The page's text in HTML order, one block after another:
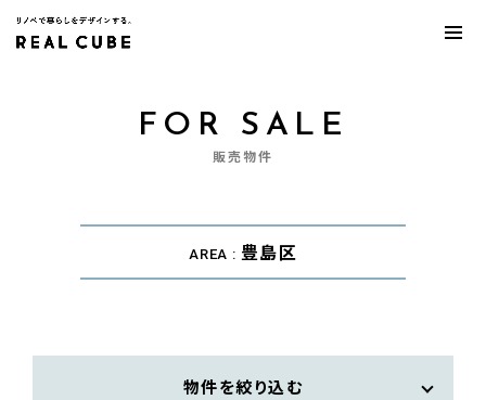
FOR SALE
販売物件
AREA : 豊島区
物件を絞り込む